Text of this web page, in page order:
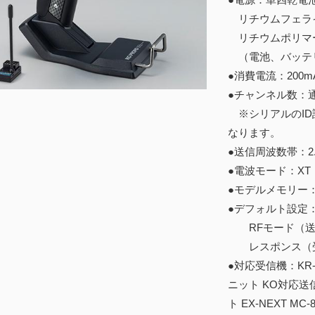
リチウムフェラ
リチウムポリマ
（電池、バッテ
●消費電流：
●チャンネル数：
※シリアルのID
なります。
●送信周波数帯：
●電波モード：XT
●モデルメモリー
●デフォルト設定
RFモード（送
レスポンス（
●対応受信機：
ニット KO対応送
ト EX-NEXT MC-